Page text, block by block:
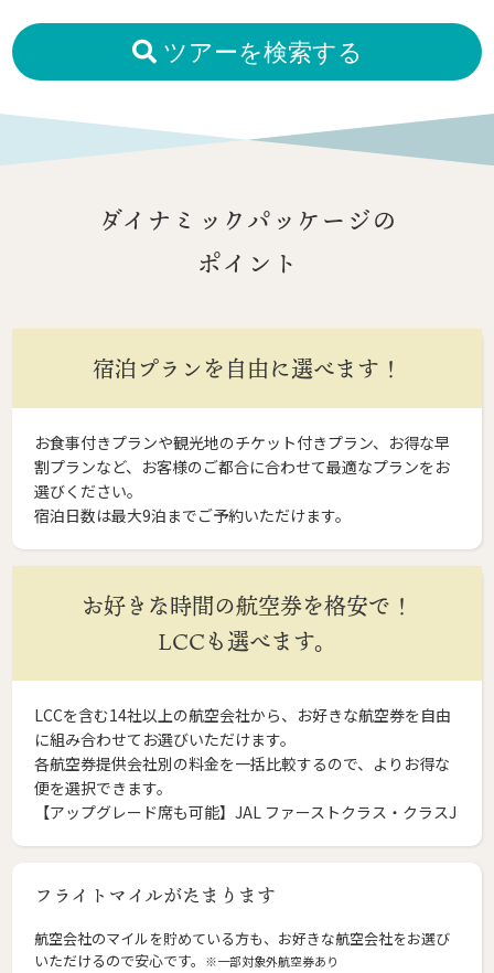
ツアーを検索する
ダイナミックパッケージの
ポイント
宿泊プランを自由に選べます！
お食事付きプランや観光地のチケット付きプラン、お得な早
割プランなど、お客様のご都合に合わせて最適なプランをお
選びください。
宿泊日数は最大9泊までご予約いただけます。
お好きな時間の航空券を格安で！
LCCも選べます。
LCCを含む14社以上の航空会社から、お好きな航空券を自由
に組み合わせてお選びいただけます。
各航空券提供会社別の料金を一括比較するので、よりお得な
便を選択できます。
【アップグレード席も可能】JAL ファーストクラス・クラスJ
フライトマイルがたまります
航空会社のマイルを貯めている方も、お好きな航空会社をお選び
いただけるので安心です。
※一部対象外航空券あり